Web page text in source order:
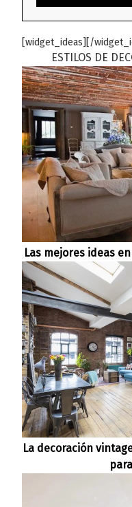
[widget_ideas][/
ESTILOS DE
Las mejores ideas
La decoración